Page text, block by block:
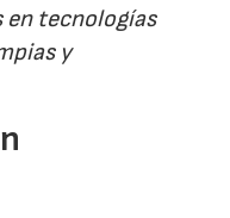
tecnologías
y